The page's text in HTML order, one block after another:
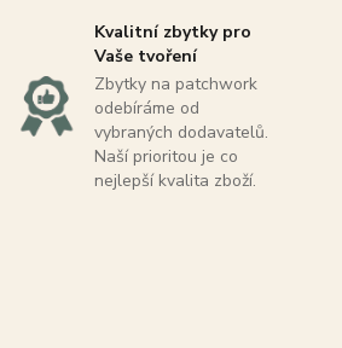
Kvalitní zbytky pro
Vaše tvoření
Zbytky na patchwork
odebíráme od
vybraných dodavatelů.
Naší prioritou je co
nejlepší kvalita zboží.